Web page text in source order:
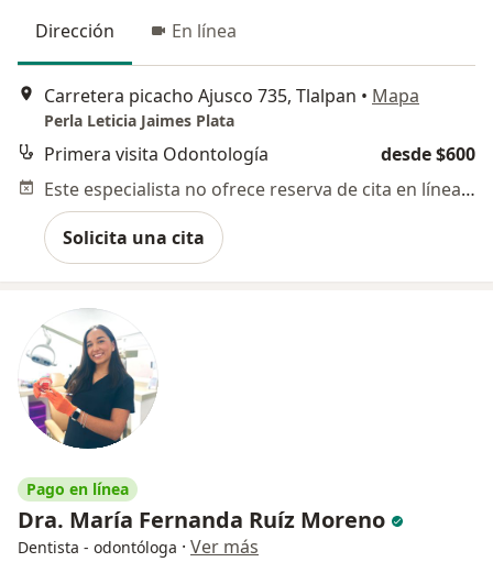
Dirección En línea
Carretera picacho Ajusco 735, Tlalpan • Mapa
Perla Leticia Jaimes Plata
Primera visita Odontología
desde $600
Este especialista no ofrece reserva de cita en línea en esta dirección.
Solicita una cita
Pago en línea
Dra. María Fernanda Ruíz Moreno
Dentista - odontóloga · Ver más